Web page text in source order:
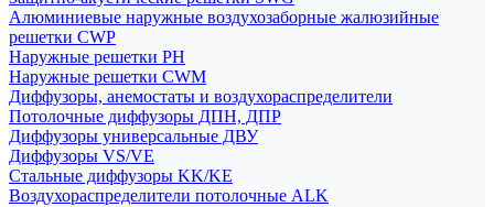
Алюминиевые наружные воздухозаборные жалюзийные
решетки CWP
Наружные решетки РН
Наружные решетки CWM
Диффузоры, анемостаты и воздухораспределители
Потолочные диффузоры ДПН, ДПР
Диффузоры универсальные ДВУ
Диффузоры VS/VE
Стальные диффузоры KK/KE
Воздухораспределители потолочные ALK